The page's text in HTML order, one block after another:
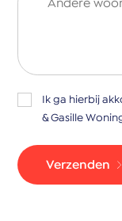
Ik ga hierbij
& Gasille
Verzenden